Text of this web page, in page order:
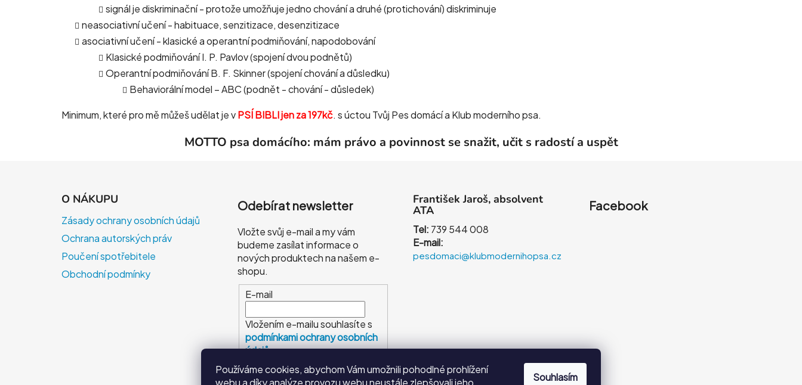
Používáme cookies, abychom Vám umožnili pohodlné prohlížení
webu a díky analýze provozu webu neustále zlepšovali jeho
Souhlasím
signál je diskriminační - protože umožňuje jedno chování a druhé (protichování) diskriminuje
neasociativní učení - habituace, senzitizace, desenzitizace
asociativní učení - klasické a operantní podmiňování, napodobování
Klasické podmiňování I. P. Pavlov (spojení dvou podnětů)
Operantní podmiňování B. F. Skinner (spojení chování a důsledku)
Behaviorální model – ABC (podnět - chování - důsledek)
Minimum, které pro mě můžeš udělat je vPSÍ BIBLI jen za 197kč. s úctou Tvůj Pes domácí a Klub moderního psa.
MOTTO psa domácího: mám právo a povinnost se snažit, učit s radostí a uspět
O NÁKUPU
Zásady ochrany osobních údajů
Ochrana autorských práv
Poučení spotřebitele
Obchodní podmínky
Odebírat newsletter
Vložte svůj e-mail a my vám
budeme zasílat informace o
nových produktech na našem e-
shopu.
E-mail
Vložením e-mailu souhlasíte s
podmínkami ochrany osobních
údajů
PŘIHLÁSIT SE
František Jaroš, absolvent
ATA
Tel: 739 544 008
E-mail:
pesdomaci@klubmodernihopsa.cz
Facebook